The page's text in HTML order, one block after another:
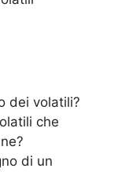
dei volatili?
che
di un